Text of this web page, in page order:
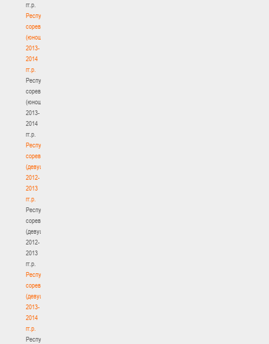
гг.р.
Республиканские
соревнования
(юноши)
2013-
2014
гг.р.
Республиканские
соревнования
(юноши)
2013-
2014
гг.р.
Республиканские
соревнования
(девушки)
2012-
2013
гг.р.
Республиканские
соревнования
(девушки)
2012-
2013
гг.р.
Республиканские
соревнования
(девушки)
2013-
2014
гг.р.
Республиканские